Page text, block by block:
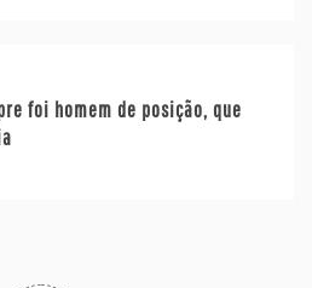
foi homem de posição, que